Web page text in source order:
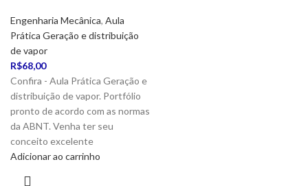
Engenharia Mecânica, Aula
Prática Geração e distribuição
de vapor
R$68,00
Confira - Aula Prática Geração e
distribuição de vapor. Portfólio
pronto de acordo com as normas
da ABNT. Venha ter seu
conceito excelente
Adicionar ao carrinho